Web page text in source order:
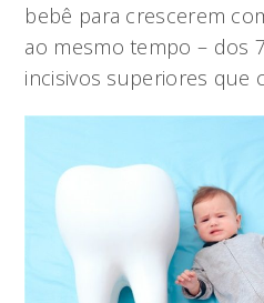
bebê para crescerem
ao mesmo tempo – dos
incisivos superiores que